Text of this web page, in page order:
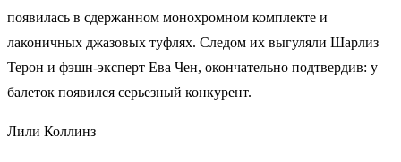
появилась в сдержанном монохромном комплекте и
лаконичных джазовых туфлях. Следом их выгуляли Шарлиз
Терон и фэшн-эксперт Ева Чен, окончательно подтвердив: у
балеток появился серьезный конкурент.
Лили Коллинз